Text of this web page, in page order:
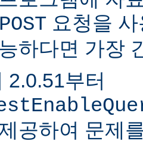
POST 요청을
하다면 가장
2.0.51부터
공하여 문제